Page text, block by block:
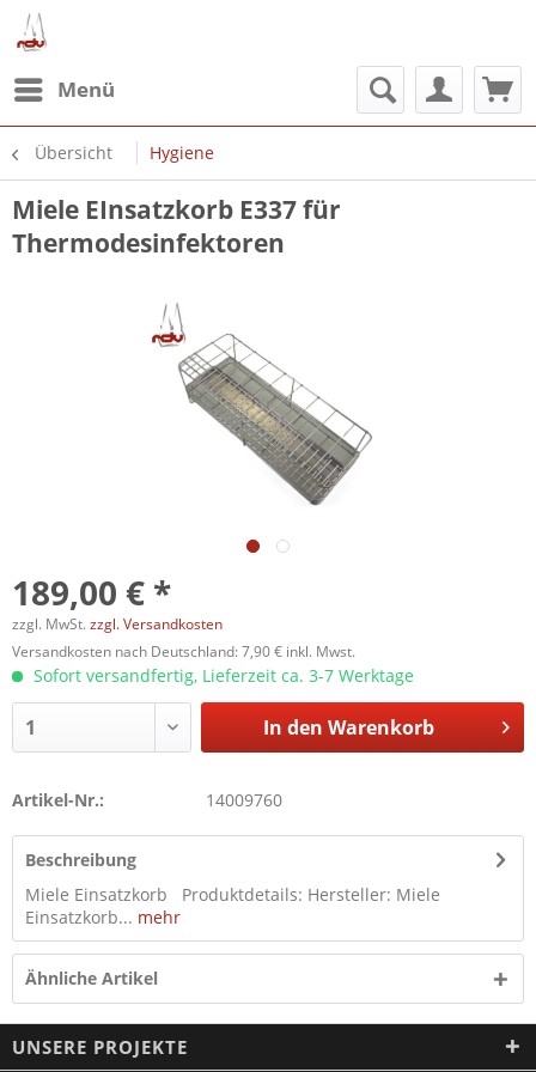
Menü
Übersicht Hygiene
Miele EInsatzkorb E337 für
Thermodesinfektoren
189,00 € *
zzgl. MwSt. zzgl. Versandkosten
Versandkosten nach Deutschland: 7,90 € inkl. Mwst.
Sofort versandfertig, Lieferzeit ca. 3-7 Werktage
In den Warenkorb
Artikel-Nr.: 14009760
Beschreibung
Miele Einsatzkorb Produktdetails: Hersteller: Miele
Einsatzkorb... mehr
Ähnliche Artikel
UNSERE PROJEKTE